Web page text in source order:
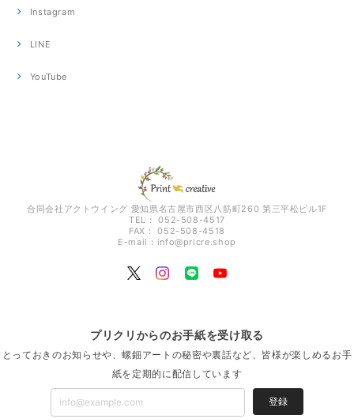
Instagram
LINE
YouTube
合同会社アクトウイング 愛知県名古屋市西区八筋町260 第三平松ビル1F
TEL： 052-508-4517
FAX： 052-508-4518
E-mail： info@pricre.shop
プリクリからのお手紙を受け取る
とっておきのお知らせや、螺鈿アートの秘密や裏話など、皆様が楽しめるお手
紙を定期的に配信しています
登録